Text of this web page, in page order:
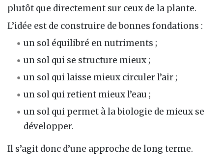
plutôt que directement sur ceux de la plante.
L’idée est de construire de bonnes fondations :
un sol équilibré en nutriments ;
un sol qui se structure mieux ;
un sol qui laisse mieux circuler l’air ;
un sol qui retient mieux l’eau ;
un sol qui permet à la biologie de mieux se
développer.
Il s’agit donc d’une approche de long terme.